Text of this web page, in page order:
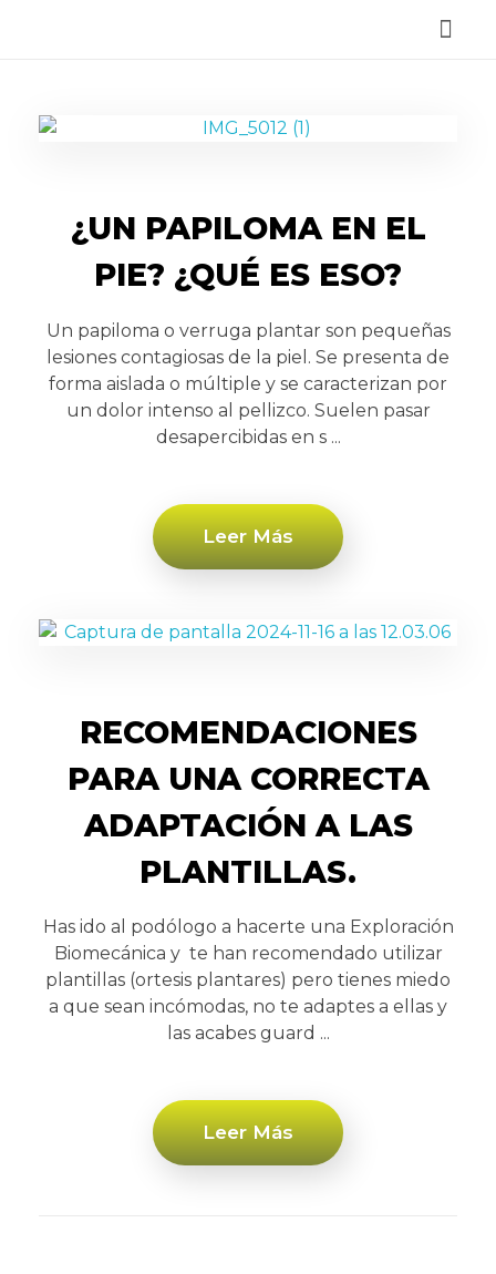
¿UN PAPILOMA EN EL
PIE? ¿QUÉ ES ESO?
Un papiloma o verruga plantar son pequeñas
lesiones contagiosas de la piel. Se presenta de
forma aislada o múltiple y se caracterizan por
un dolor intenso al pellizco. Suelen pasar
desapercibidas en s ...
Leer Más
RECOMENDACIONES
PARA UNA CORRECTA
ADAPTACIÓN A LAS
PLANTILLAS.
Has ido al podólogo a hacerte una Exploración
Biomecánica y te han recomendado utilizar
plantillas (ortesis plantares) pero tienes miedo
a que sean incómodas, no te adaptes a ellas y
las acabes guard ...
Leer Más